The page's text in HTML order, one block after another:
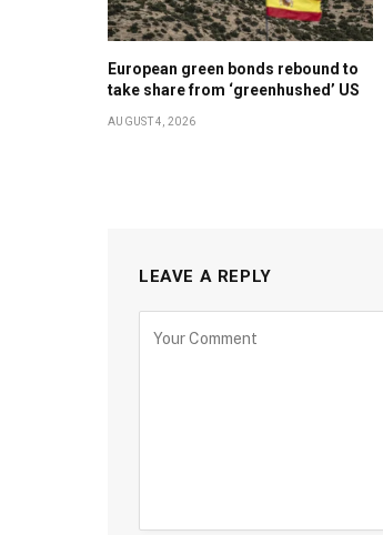
European green bonds rebound to
take share from ‘greenhushed’ US
AUGUST 4, 2026
LEAVE A REPLY